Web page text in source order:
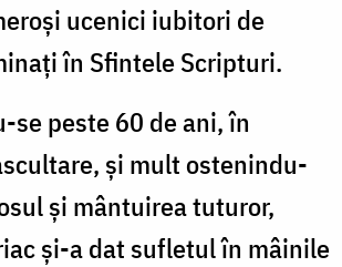
ucenici iubitori de
în Sfintele Scripturi.
se peste 60 de ani, în
şi mult ostenindu-
şi mântuirea tuturor,
şi-a dat sufletul în mâinile